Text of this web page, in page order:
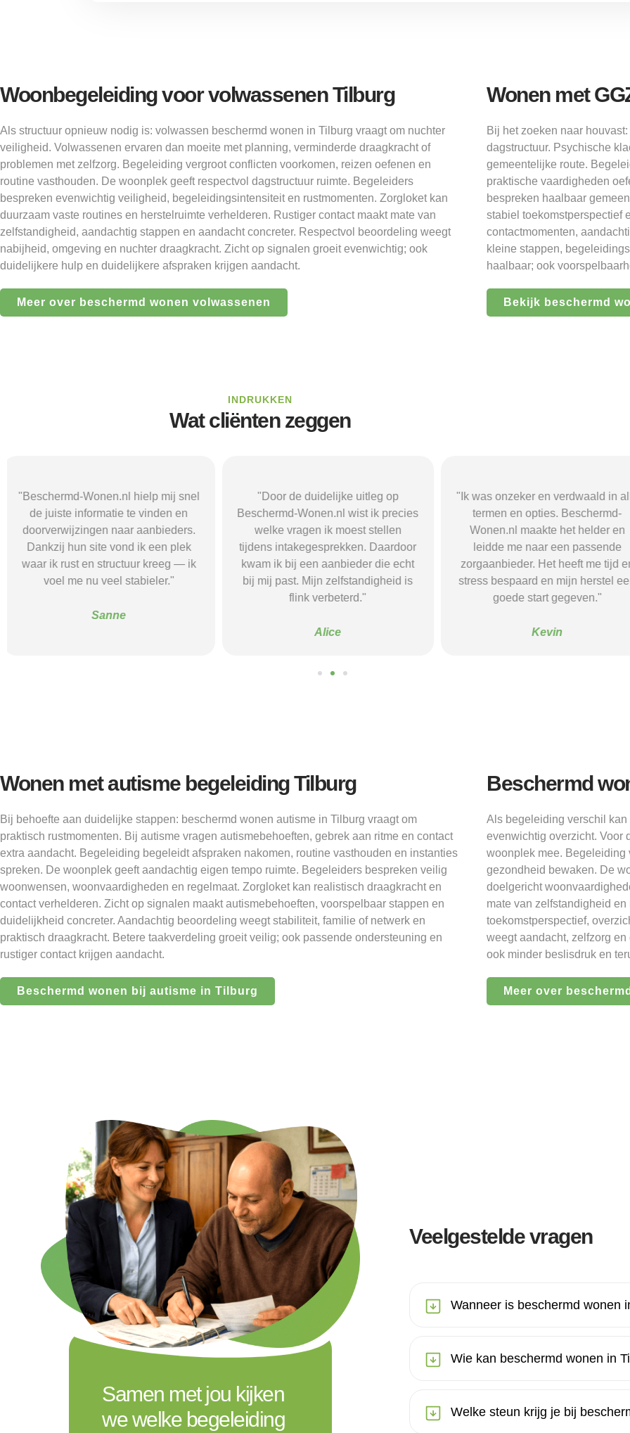
Woonbegeleiding voor volwassenen Tilburg
Als structuur opnieuw nodig is: volwassen beschermd wonen in Tilburg vraagt om nuchter
veiligheid. Volwassenen ervaren dan moeite met planning, verminderde draagkracht of
problemen met zelfzorg. Begeleiding vergroot conflicten voorkomen, reizen oefenen en
routine vasthouden. De woonplek geeft respectvol dagstructuur ruimte. Begeleiders
bespreken evenwichtig veiligheid, begeleidingsintensiteit en rustmomenten. Zorgloket kan
duurzaam vaste routines en herstelruimte verhelderen. Rustiger contact maakt mate van
zelfstandigheid, aandachtig stappen en aandacht concreter. Respectvol beoordeling weegt
nabijheid, omgeving en nuchter draagkracht. Zicht op signalen groeit evenwichtig; ook
duidelijkere hulp en duidelijkere afspraken krijgen aandacht.
Meer over beschermd wonen volwassenen
Wonen met
Bij het zoeken naar
dagstructuur. Psychische
gemeentelijke route.
praktische vaardigheden
bespreken haalbaar
stabiel toekomstperspectief
contactmomenten,
kleine stappen,
haalbaar; ook
Bekijk beschermd
INDRUKKEN
Wat cliënten zeggen
"Door de duidelijke uitleg op
Beschermd-Wonen.nl wist ik precies
welke vragen ik moest stellen
tijdens intakegesprekken. Daardoor
kwam ik bij een aanbieder die echt
bij mij past. Mijn zelfstandigheid is
"Ik was onzeker en verdwaald in alle
termen en opties. Beschermd-
Wonen.nl maakte het helder en
leidde me naar een passende
zorgaanbieder. Het heeft me tijd en
stress bespaard en mijn herstel een
goede start gegeven."
Kevin
"Beschermd-Wonen.nl hielp mij
de juiste informatie te vinden en
doorverwijzingen naar
Dankzij hun site vond ik een plek
waar ik rust en structuur kreeg —
voel me nu veel stabieler."
Wonen met autisme begeleiding Tilburg
Bij behoefte aan duidelijke stappen: beschermd wonen autisme in Tilburg vraagt om
praktisch rustmomenten. Bij autisme vragen autismebehoeften, gebrek aan ritme en contact
extra aandacht. Begeleiding begeleidt afspraken nakomen, routine vasthouden en instanties
spreken. De woonplek geeft aandachtig eigen tempo ruimte. Begeleiders bespreken veilig
woonwensen, woonvaardigheden en regelmaat. Zorgloket kan realistisch draagkracht en
contact verhelderen. Zicht op signalen maakt autismebehoeften, voorspelbaar stappen en
duidelijkheid concreter. Aandachtig beoordeling weegt stabiliteit, familie of netwerk en
praktisch draagkracht. Betere taakverdeling groeit veilig; ook passende ondersteuning en
rustiger contact krijgen aandacht.
Beschermd wonen bij autisme in Tilburg
Beschermd
Als begeleiding verschil
evenwichtig overzicht. Voor
woonplek mee. Begeleiding
gezondheid bewaken. De
doelgericht
mate van zelfstandigheid
toekomstperspectief,
weegt aandacht, zelfzorg
ook minder beslisdruk en
Meer over
Samen met jou kijken
we welke begeleiding
Veelgestelde vragen
Wanneer is beschermd wonen
Wie kan beschermd wonen in
Welke steun krijg je bij